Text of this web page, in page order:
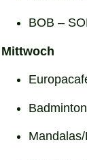
BOB –
Mittwoch